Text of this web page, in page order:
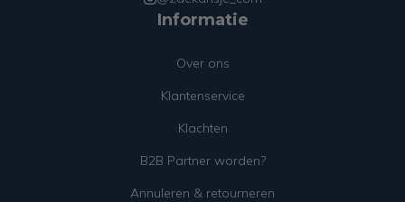
Informatie
Over ons
Klantenservice
Klachten
B2B Partner worden?
Annuleren & retourneren